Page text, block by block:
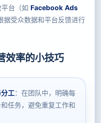
平台（如Facebook Ads
据受众数据和平台反馈进行
效率的小技巧
工：在团队中，明确每
任务，避免重复工作和